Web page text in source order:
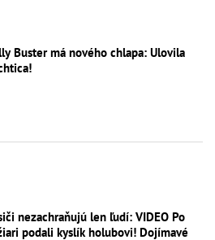
Buster má nového chlapa: Ulovila
nezachraňujú len ľudí: VIDEO Po
podali kyslík holubovi! Dojímavé